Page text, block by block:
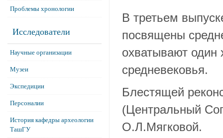
В третьем
посвящены
охватывают один
средневековья.
Блестящей
(Центральный
О.Л.Мягковой.
Проблемы хронологии
Исследователи
Научные организации
Музеи
Экспедиции
Персоналии
История кафедры археологии
ТашГУ